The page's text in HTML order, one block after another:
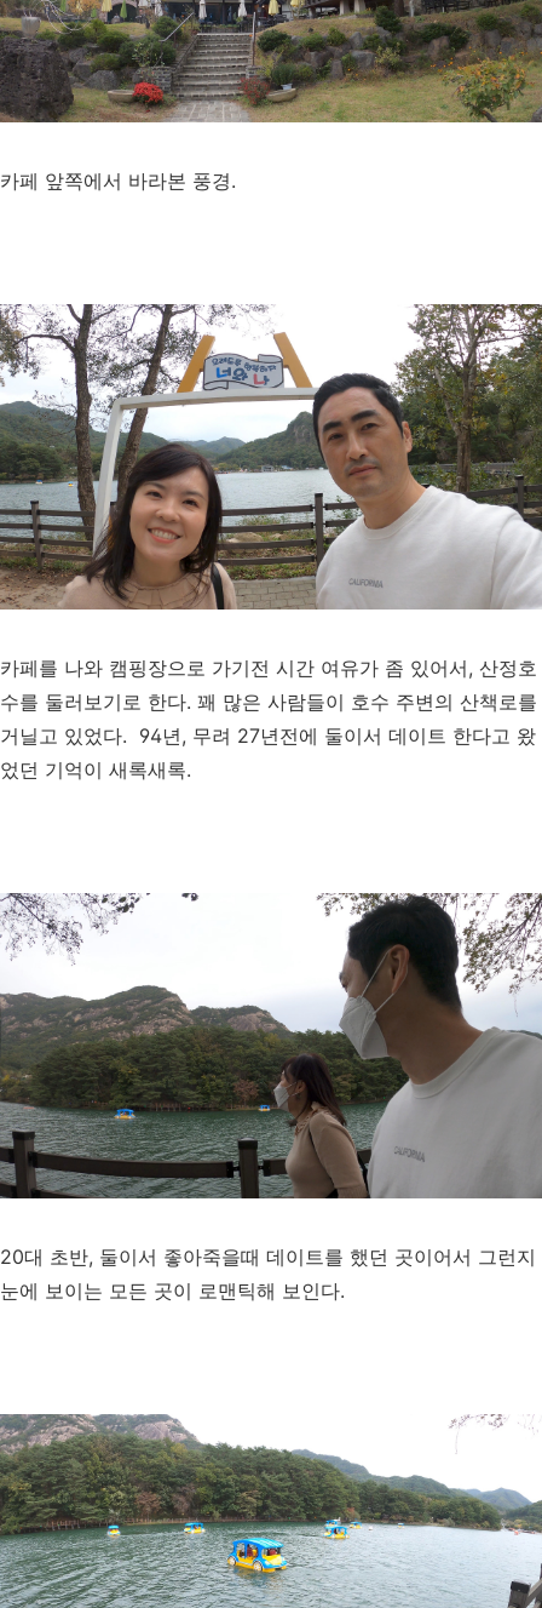
카페 앞쪽에서 바라본 풍경.
카페를 나와 캠핑장으로 가기전 시간 여유가 좀 있어서, 산정호
수를 둘러보기로 한다. 꽤 많은 사람들이 호수 주변의 산책로를
거닐고 있었다. 94년, 무려 27년전에 둘이서 데이트 한다고 왔
었던 기억이 새록새록.
20대 초반, 둘이서 좋아죽을때 데이트를 했던 곳이어서 그런지
눈에 보이는 모든 곳이 로맨틱해 보인다.